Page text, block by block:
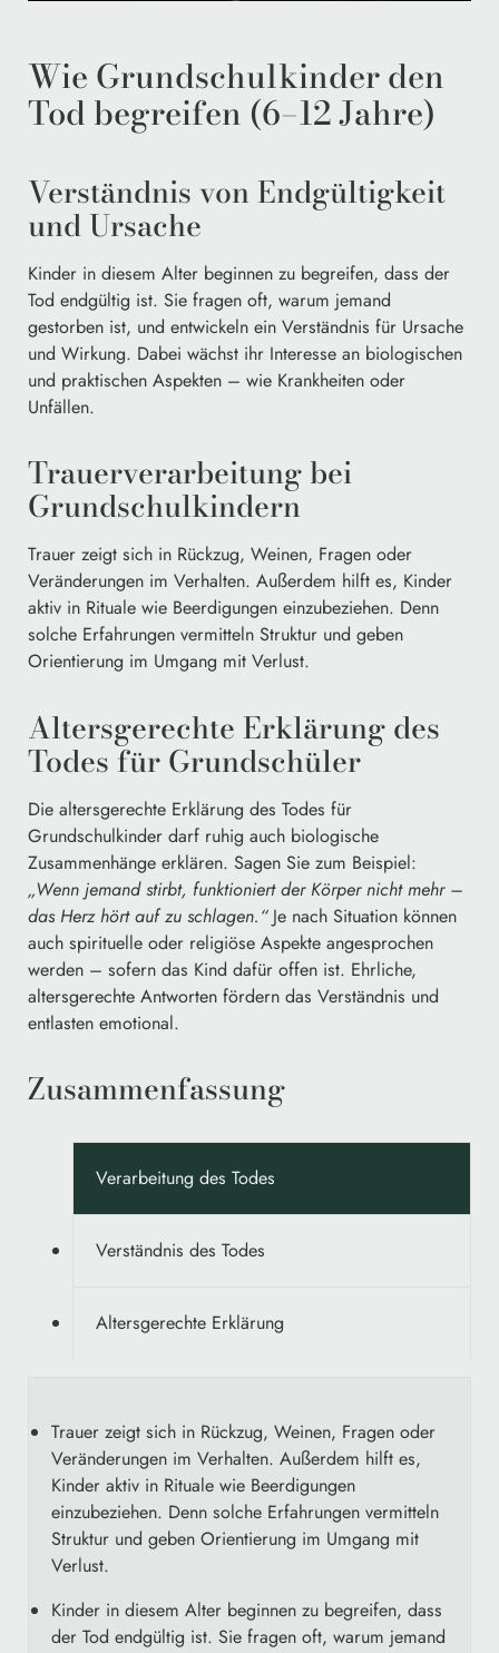
Wie Grundschulkinder den
Tod begreifen (6–12 Jahre)
Verständnis von Endgültigkeit
und Ursache
Kinder in diesem Alter beginnen zu begreifen, dass der
Tod endgültig ist. Sie fragen oft, warum jemand
gestorben ist, und entwickeln ein Verständnis für Ursache
und Wirkung. Dabei wächst ihr Interesse an biologischen
und praktischen Aspekten – wie Krankheiten oder
Unfällen.
Trauerverarbeitung bei
Grundschulkindern
Trauer zeigt sich in Rückzug, Weinen, Fragen oder
Veränderungen im Verhalten. Außerdem hilft es, Kinder
aktiv in Rituale wie Beerdigungen einzubeziehen. Denn
solche Erfahrungen vermitteln Struktur und geben
Orientierung im Umgang mit Verlust.
Altersgerechte Erklärung des
Todes für Grundschüler
Die altersgerechte Erklärung des Todes für
Grundschulkinder darf ruhig auch biologische
Zusammenhänge erklären. Sagen Sie zum Beispiel:
„Wenn jemand stirbt, funktioniert der Körper nicht mehr –
das Herz hört auf zu schlagen.“Je nach Situation können
auch spirituelle oder religiöse Aspekte angesprochen
werden – sofern das Kind dafür offen ist. Ehrliche,
altersgerechte Antworten fördern das Verständnis und
entlasten emotional.
Zusammenfassung
Verarbeitung des Todes
Verständnis des Todes
Altersgerechte Erklärung
Trauer zeigt sich in Rückzug, Weinen, Fragen oder
Veränderungen im Verhalten. Außerdem hilft es,
Kinder aktiv in Rituale wie Beerdigungen
einzubeziehen. Denn solche Erfahrungen vermitteln
Struktur und geben Orientierung im Umgang mit
Verlust.
Kinder in diesem Alter beginnen zu begreifen, dass
der Tod endgültig ist. Sie fragen oft, warum jemand